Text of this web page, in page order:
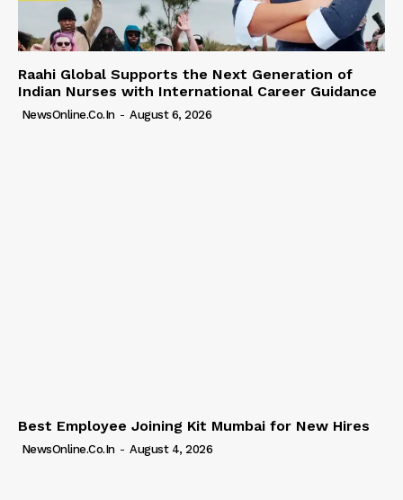
Raahi Global Supports the Next Generation of
Indian Nurses with International Career Guidance
NewsOnline.co.in - August 6, 2026
Best Employee Joining Kit Mumbai for New Hires
NewsOnline.co.in - August 4, 2026